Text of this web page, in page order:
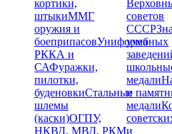
кортики,
штыкиММГ
оружия и
боеприпасовУниформа
РККА и
САФуражки,
пилотки,
буденовкиСтальные
шлемы
(каски)ОГПУ,
НКВД, МВД, РКМ
советов
СССР
учебных
медали
и
медали
и